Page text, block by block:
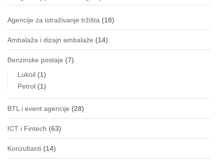
Agencije za istraživanje tržišta (18)
Ambalaža i dizajn ambalaže (14)
Benzinske postaje (7)
Lukoil (1)
Petrol (1)
BTL i event agencije (28)
ICT i Fintech (63)
Konzultanti (14)